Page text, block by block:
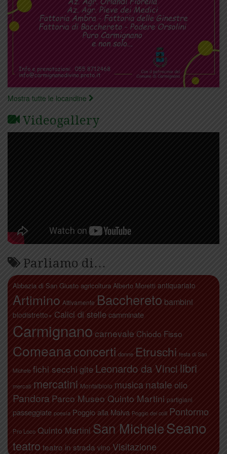
Mostra tutte le locandine
Videogallery
Parliamo di…
Abbazia di San Giusto agricoltura Alberto Moretti antiquariato
Artimino Attivamente Bacchereto bambini
biodistretto+ Calici di stellecamminate
Carmignano carnevale Chiodo Fisso
Comeanaconcerti donne Etruschi festa di San
Michele fichi secchi gite Leonardo da Vinci libri
mercati mercatini Montalbiolo musica natale olio
Pandora Parco Museo Quinto Martini partigiani
passeggiate poesia Poggio alla Malva Poggio dei colli Pontormo
Pro Loco Quinto Martini San MicheleSeano
teatro teatro in strada vino Visitazione